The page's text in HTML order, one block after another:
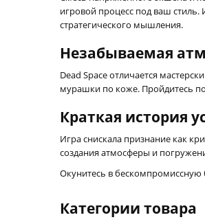
игровой процесс под ваш
стратегического мышления.
Незабываемая
Dead Space отличается
мурашки по коже. Пройдитесь
Краткая история
Игра снискала признание как
создания атмосферы и
Окунитесь в бескомпромиссную
Категории товара